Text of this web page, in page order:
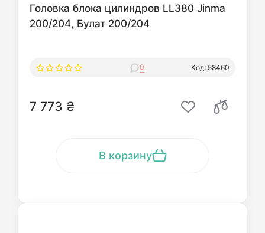
Головка блока цилиндров LL380 Jinma
200/204, Булат 200/204
0 Код: 58460
7 773 ₴
В корзину